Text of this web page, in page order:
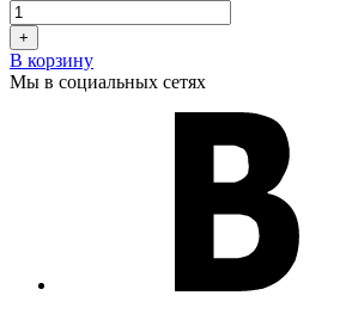
+
В корзину
Мы в социальных сетях